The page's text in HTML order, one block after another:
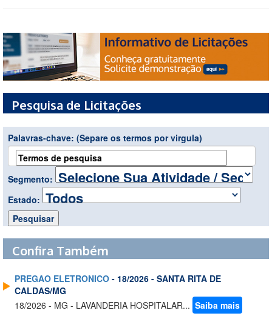
Pesquisa de Licitações
Palavras-chave: (Separe os termos por virgula)
Segmento:
Estado:
Confira Também
PREGAO ELETRONICO - 18/2026 - SANTA RITA DE
CALDAS/MG
18/2026 - MG - LAVANDERIA HOSPITALAR... Saiba mais